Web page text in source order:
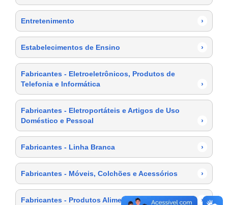
Entretenimento ›
Estabelecimentos de Ensino ›
Fabricantes - Eletroeletrônicos, Produtos de
Telefonia e Informática
›
Fabricantes - Eletroportáteis e Artigos de Uso
Doméstico e Pessoal
›
Fabricantes - Linha Branca ›
Fabricantes - Móveis, Colchões e Acessórios ›
Fabricantes - Produtos Alimentícios ›